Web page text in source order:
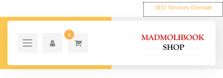
SEO Services Glendale
0